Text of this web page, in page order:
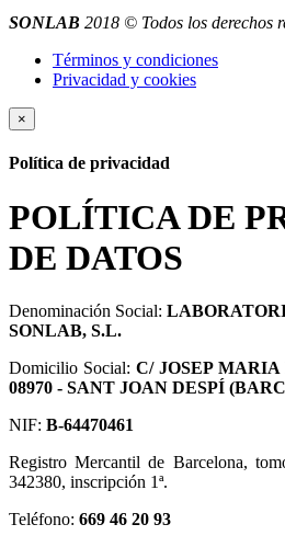
SONLAB 2018 © Todos los derechos
Términos y condiciones
Privacidad y cookies
×
Política de privacidad
POLÍTICA DE
DE DATOS
Denominación Social:
SONLAB, S.L.
Domicilio Social: C/ JOSEP MARIA
08970 - SANT JOAN DESPÍ
NIF: B-64470461
Registro Mercantil de Barcelona,
342380, inscripción 1ª.
Teléfono: 669 46 20 93